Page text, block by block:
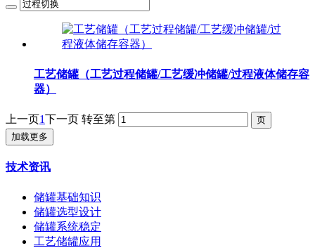
工艺储罐（工艺过程储罐/工艺缓冲储罐/过程液体储存容
器）
上一页1下一页 转至第
加载更多
技术资讯
储罐基础知识
储罐选型设计
储罐系统稳定
工艺储罐应用